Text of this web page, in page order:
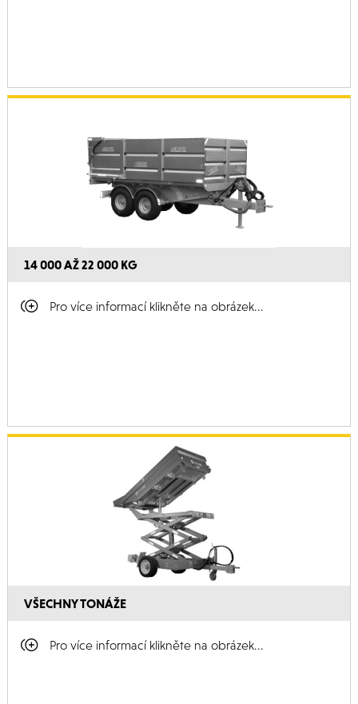
14 000 AŽ 22 000 KG
Pro více informací klikněte na obrázek...
VŠECHNY TONÁŽE
Pro více informací klikněte na obrázek...